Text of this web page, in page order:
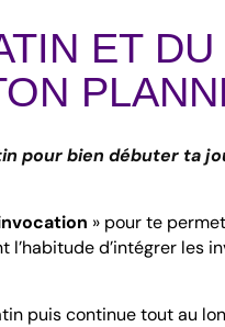
ET DU
pour bien débuter ta
» pour te
d’intégrer les
puis continue tout au